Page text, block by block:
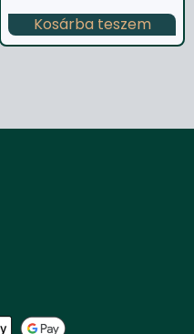
Kosárba teszem